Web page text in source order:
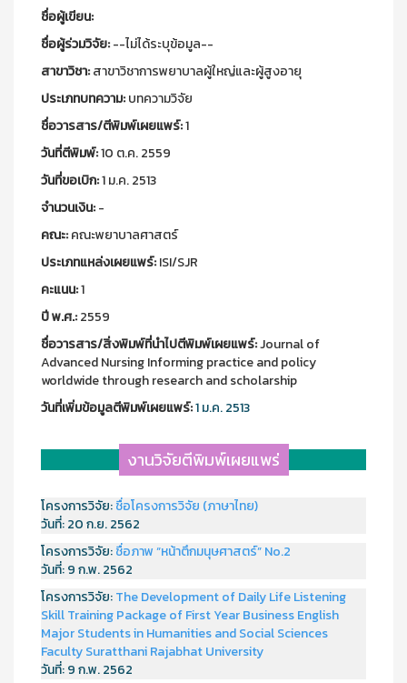
ชื่อผู้เขียน:
ชื่อผู้ร่วมวิจัย:--ไม่ได้ระบุข้อมูล--
สาขาวิชา:สาขาวิชาการพยาบาลผู้ใหญ่และผู้สูงอายุ
ประเภทบทความ:บทความวิจัย
ชื่อวารสาร/ตีพิมพ์เผยแพร์:1
วันที่ตีพิมพ์:10 ต.ค. 2559
วันที่ขอเบิก:1 ม.ค. 2513
จำนวนเงิน:-
คณะ:คณะพยาบาลศาสตร์
ประเภทแหล่งเผยแพร์:ISI/SJR
คะแนน:1
ปี พ.ศ.:2559
ชื่อวารสาร/สิ่งพิมพ์ที่นำไปตีพิมพ์เผยแพร์:Journal of
Advanced Nursing Informing practice and policy
worldwide through research and scholarship
วันที่เพิ่มข้อมูลตีพิมพ์เผยแพร์:1 ม.ค. 2513
งานวิจัยตีพิมพ์เผยแพร่
โครงการวิจัย:ชื่อโครงการวิจัย (ภาษาไทย)
วันที่:20 ก.ย. 2562
โครงการวิจัย:ชื่อภาพ “หน้าตึกมนุษศาสตร์” No.2
วันที่:9 ก.พ. 2562
โครงการวิจัย:The Development of Daily Life Listening
Skill Training Package of First Year Business English
Major Students in Humanities and Social Sciences
Faculty Suratthani Rajabhat University
วันที่:9 ก.พ. 2562